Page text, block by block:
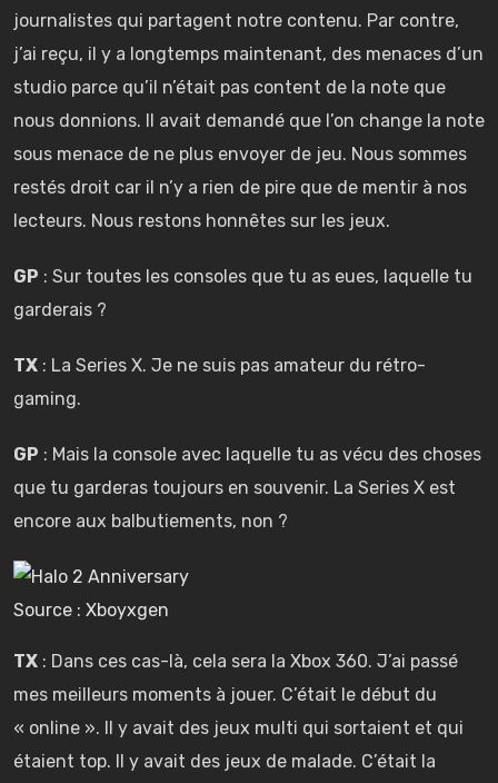
journalistes qui partagent notre contenu. Par contre,
j’ai reçu, il y a longtemps maintenant, des menaces d’un
studio parce qu’il n’était pas content de la note que
nous donnions. Il avait demandé que l’on change la note
sous menace de ne plus envoyer de jeu. Nous sommes
restés droit car il n’y a rien de pire que de mentir à nos
lecteurs. Nous restons honnêtes sur les jeux.
GP : Sur toutes les consoles que tu as eues, laquelle tu
garderais ?
TX : La Series X. Je ne suis pas amateur du rétro-
gaming.
GP : Mais la console avec laquelle tu as vécu des choses
que tu garderas toujours en souvenir. La Series X est
encore aux balbutiements, non ?
Source : Xboyxgen
TX : Dans ces cas-là, cela sera la Xbox 360. J’ai passé
mes meilleurs moments à jouer. C’était le début du
« online ». Il y avait des jeux multi qui sortaient et qui
étaient top. Il y avait des jeux de malade. C’était la